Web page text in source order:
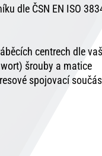
dle ČSN EN ISO
centrech dle
šrouby a matice
spojovací